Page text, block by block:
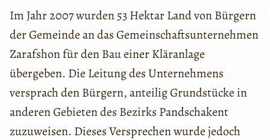
Im Jahr 2007 wurden 53 Hektar Land von Bürgern
der Gemeinde an das Gemeinschaftsunternehmen
Zarafshon für den Bau einer Kläranlage
übergeben. Die Leitung des Unternehmens
versprach den Bürgern, anteilig Grundstücke in
anderen Gebieten des Bezirks Pandschakent
zuzuweisen. Dieses Versprechen wurde jedoch